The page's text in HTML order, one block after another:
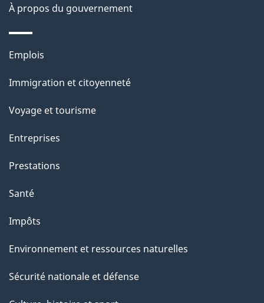
g
e
À propos du gouvernement
Thèmes
sujets
Emplois
Immigration et citoyenneté
Voyage et tourisme
Entreprises
Prestations
Santé
Impôts
Environnement et ressources naturelles
Sécurité nationale et défense